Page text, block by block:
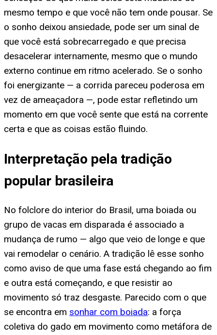
mesmo tempo e que você não tem onde pousar. Se
o sonho deixou ansiedade, pode ser um sinal de
que você está sobrecarregado e que precisa
desacelerar internamente, mesmo que o mundo
externo continue em ritmo acelerado. Se o sonho
foi energizante — a corrida pareceu poderosa em
vez de ameaçadora —, pode estar refletindo um
momento em que você sente que está na corrente
certa e que as coisas estão fluindo.
Interpretação pela tradição
popular brasileira
No folclore do interior do Brasil, uma boiada ou
grupo de vacas em disparada é associado a
mudança de rumo — algo que veio de longe e que
vai remodelar o cenário. A tradição lê esse sonho
como aviso de que uma fase está chegando ao fim
e outra está começando, e que resistir ao
movimento só traz desgaste. Parecido com o que
se encontra em sonhar com boiada: a força
coletiva do gado em movimento como metáfora de